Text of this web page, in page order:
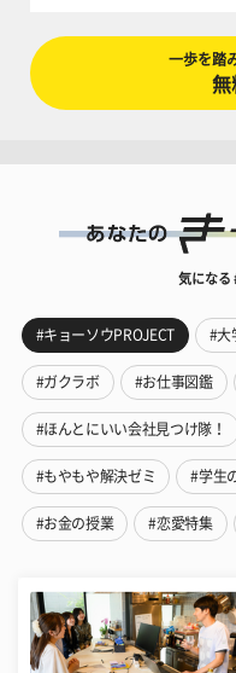
一歩を踏
無
気になる
#キョーソウPROJECT #大
#ガクラボ #お仕事図鑑
#ほんとにいい会社見つけ隊！
#もやもや解決ゼミ #学生
#お金の授業 #恋愛特集